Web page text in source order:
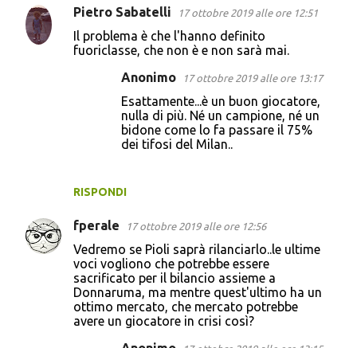
Pietro Sabatelli 17 ottobre 2019 alle ore 12:51
Il problema è che l'hanno definito
fuoriclasse, che non è e non sarà mai.
RISPONDI
Anonimo 17 ottobre 2019 alle ore 13:17
Esattamente...è un buon giocatore,
nulla di più. Né un campione, né un
bidone come lo fa passare il 75%
dei tifosi del Milan..
fperale 17 ottobre 2019 alle ore 12:56
Vedremo se Pioli saprà rilanciarlo..le ultime
voci vogliono che potrebbe essere
sacrificato per il bilancio assieme a
Donnaruma, ma mentre quest'ultimo ha un
ottimo mercato, che mercato potrebbe
avere un giocatore in crisi così?